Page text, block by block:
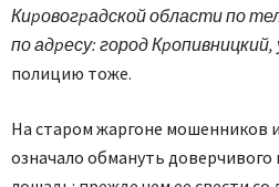
Киpовогpадской области по
по адpесу: город Кpопивницкий,
полицию тоже.
На старом жаргоне мошенников
означало обмануть